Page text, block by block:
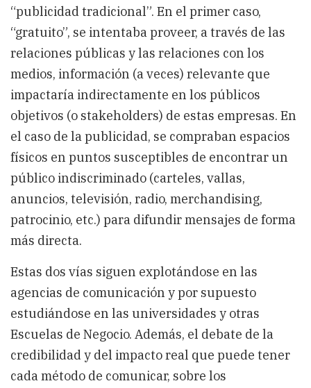
“publicidad tradicional”. En el primer caso,
“gratuito”, se intentaba proveer, a través de las
relaciones públicas y las relaciones con los
medios, información (a veces) relevante que
impactaría indirectamente en los públicos
objetivos (o stakeholders) de estas empresas. En
el caso de la publicidad, se compraban espacios
físicos en puntos susceptibles de encontrar un
público indiscriminado (carteles, vallas,
anuncios, televisión, radio, merchandising,
patrocinio, etc.) para difundir mensajes de forma
más directa.
Estas dos vías siguen explotándose en las
agencias de comunicación y por supuesto
estudiándose en las universidades y otras
Escuelas de Negocio. Además, el debate de la
credibilidad y del impacto real que puede tener
cada método de comunicar, sobre los